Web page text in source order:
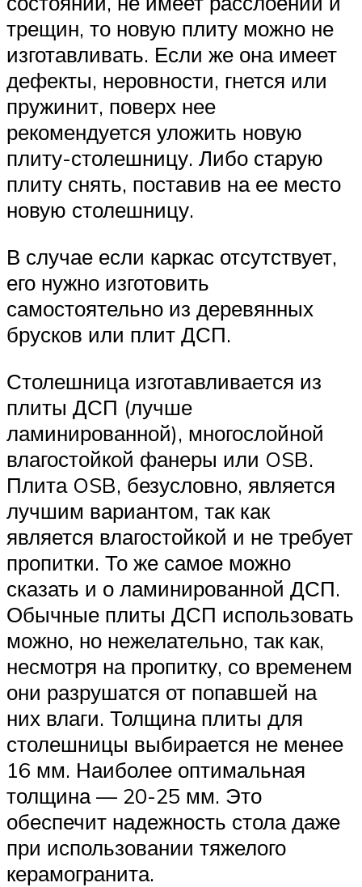
трещин, то новую плиту можно не
изготавливать. Если же она имеет
дефекты, неровности, гнется или
пружинит, поверх нее
рекомендуется уложить новую
плиту-столешницу. Либо старую
плиту снять, поставив на ее место
новую столешницу.
В случае если каркас отсутствует,
его нужно изготовить
самостоятельно из деревянных
брусков или плит ДСП.
Столешница изготавливается из
плиты ДСП (лучше
ламинированной), многослойной
влагостойкой фанеры или OSB.
Плита OSB, безусловно, является
лучшим вариантом, так как
является влагостойкой и не требует
пропитки. То же самое можно
сказать и о ламинированной ДСП.
Обычные плиты ДСП использовать
можно, но нежелательно, так как,
несмотря на пропитку, со временем
они разрушатся от попавшей на
них влаги. Толщина плиты для
столешницы выбирается не менее
16 мм. Наиболее оптимальная
толщина — 20-25 мм. Это
обеспечит надежность стола даже
при использовании тяжелого
керамогранита.